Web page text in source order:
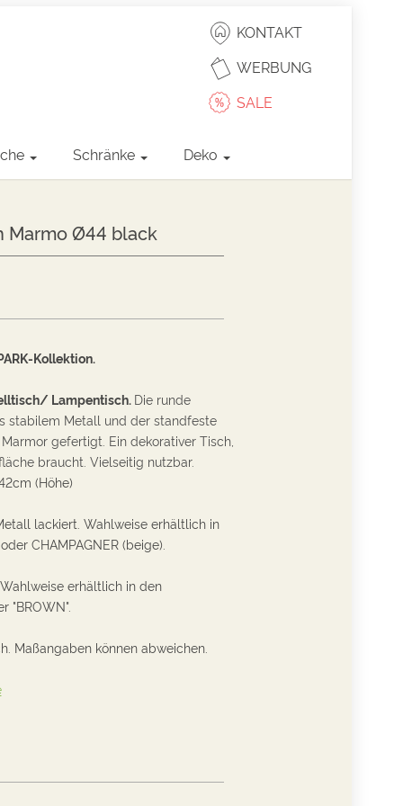
KONTAKT
WERBUNG
SALE
Schränke Deko
Marmo Ø44 black
Kollektion.
Lampentisch. Die runde
stabilem Metall und der standfeste
gefertigt. Ein dekorativer Tisch,
braucht. Vielseitig nutzbar.
(Höhe)
lackiert. Wahlweise erhältlichin
CHAMPAGNER (beige).
Wahlweise erhältlichin den
"BROWN".
Maßangaben können abweichen.